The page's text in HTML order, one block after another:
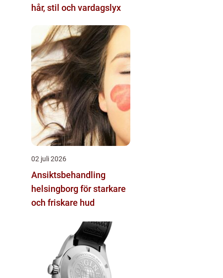
hår, stil och vardagslyx
02 juli 2026
Ansiktsbehandling
helsingborg för starkare
och friskare hud